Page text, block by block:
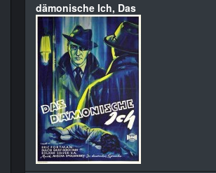
dämonische Ich, Das